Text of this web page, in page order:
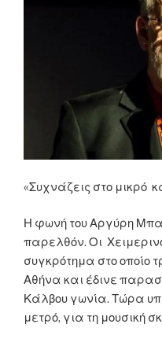
«Συχνάζεις στο μικρό
Η φωνή του Αργύρη
παρελθόν. Οι
συγκρότημα στο οποίο
Αθήνα και έδινε
Κάλβου γωνία. Τώρα
μετρό, για τη μουσική